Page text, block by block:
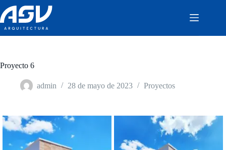
Saltar
al
contenido
Proyecto 6
admin 28 de mayo de 2023 Proyectos